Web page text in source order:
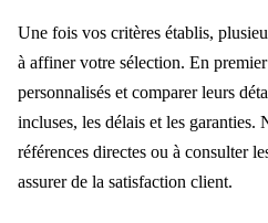
Une fois vos critères établis,
à affiner votre sélection. En
personnalisés et comparer leurs
incluses, les délais et les garanties.
références directes ou à consulter
assurer de la satisfaction client.